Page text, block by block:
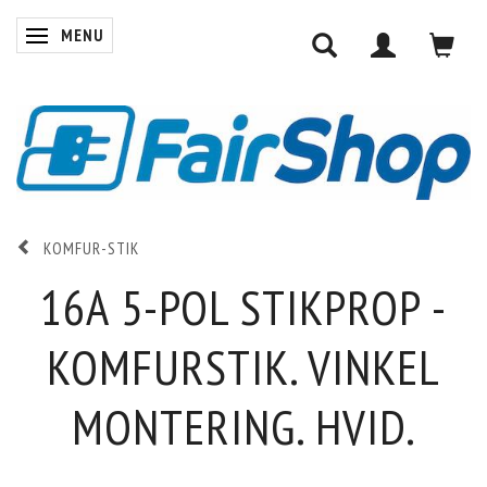
SKIFTE NAVIGATION
MENU
KOMFUR-STIK
16A 5-POL STIKPROP -
KOMFURSTIK. VINKEL
MONTERING. HVID.